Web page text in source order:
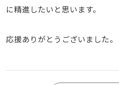
に精進したいと思います。
応援ありがとうございました。